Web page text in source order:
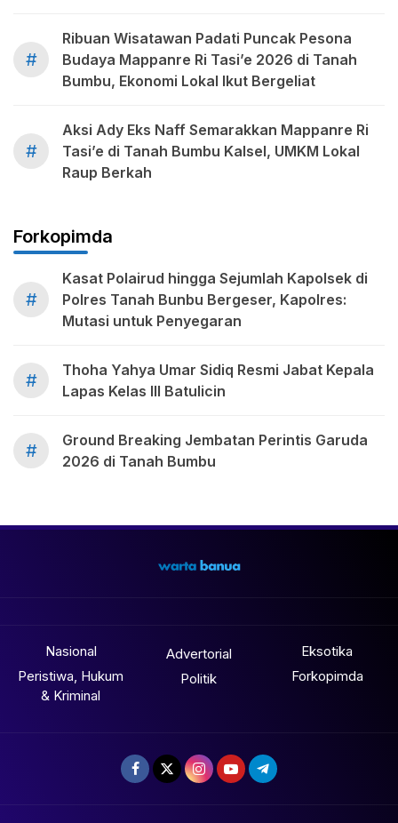
#
Ribuan Wisatawan Padati Puncak Pesona
Budaya Mappanre Ri Tasi’e 2026 di Tanah
Bumbu, Ekonomi Lokal Ikut Bergeliat
#
Aksi Ady Eks Naff Semarakkan Mappanre Ri
Tasi’e di Tanah Bumbu Kalsel, UMKM Lokal
Raup Berkah
Forkopimda
#
Kasat Polairud hingga Sejumlah Kapolsek di
Polres Tanah Bunbu Bergeser, Kapolres:
Mutasi untuk Penyegaran
#
Thoha Yahya Umar Sidiq Resmi Jabat Kepala
Lapas Kelas III Batulicin
#
Ground Breaking Jembatan Perintis Garuda
2026 di Tanah Bumbu
Nasional
Peristiwa, Hukum
& Kriminal
Advertorial
Politik
Eksotika
Forkopimda